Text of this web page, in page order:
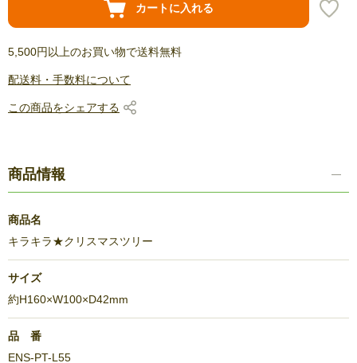
カートに入れる
5,500円以上のお買い物で送料無料
配送料・手数料について
この商品をシェアする
商品情報
商品名
キラキラ★クリスマスツリー
サイズ
約H160×W100×D42mm
品 番
ENS-PT-L55